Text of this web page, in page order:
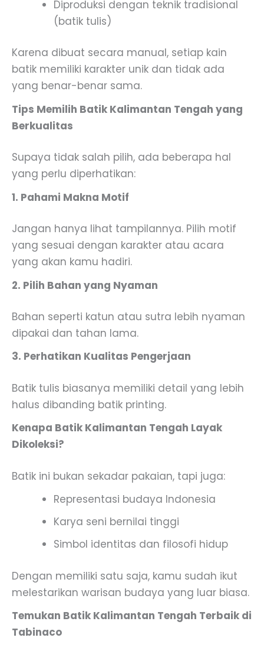
Diproduksi dengan teknik tradisional
(batik tulis)
Karena dibuat secara manual, setiap kain
batik memiliki karakter unik dan tidak ada
yang benar-benar sama.
Tips Memilih Batik Kalimantan Tengah yang
Berkualitas
Supaya tidak salah pilih, ada beberapa hal
yang perlu diperhatikan:
1. Pahami Makna Motif
Jangan hanya lihat tampilannya. Pilih motif
yang sesuai dengan karakter atau acara
yang akan kamu hadiri.
2. Pilih Bahan yang Nyaman
Bahan seperti katun atau sutra lebih nyaman
dipakai dan tahan lama.
3. Perhatikan Kualitas Pengerjaan
Batik tulis biasanya memiliki detail yang lebih
halus dibanding batik printing.
Kenapa Batik Kalimantan Tengah Layak
Dikoleksi?
Batik ini bukan sekadar pakaian, tapi juga:
Representasi budaya Indonesia
Karya seni bernilai tinggi
Simbol identitas dan filosofi hidup
Dengan memiliki satu saja, kamu sudah ikut
melestarikan warisan budaya yang luar biasa.
Temukan Batik Kalimantan Tengah Terbaik di
Tabinaco